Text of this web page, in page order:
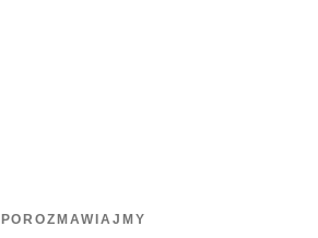
POROZMAWIAJMY